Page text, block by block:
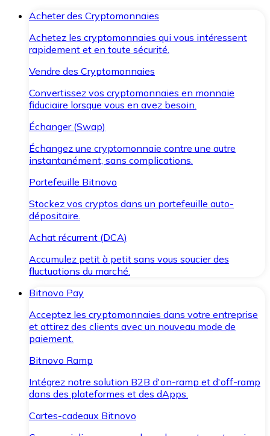
Acheter des Cryptomonnaies
Achetez les cryptomonnaies qui vous intéressent
rapidement et en toute sécurité.
Vendre des Cryptomonnaies
Convertissez vos cryptomonnaies en monnaie
fiduciaire lorsque vous en avez besoin.
Échanger (Swap)
Échangez une cryptomonnaie contre une autre
instantanément, sans complications.
Portefeuille Bitnovo
Stockez vos cryptos dans un portefeuille auto-
dépositaire.
Achat récurrent (DCA)
Accumulez petit à petit sans vous soucier des
fluctuations du marché.
Bitnovo Pay
Acceptez les cryptomonnaies dans votre entreprise
et attirez des clients avec un nouveau mode de
paiement.
Bitnovo Ramp
Intégrez notre solution B2B d'on-ramp et d'off-ramp
dans des plateformes et des dApps.
Cartes-cadeaux Bitnovo